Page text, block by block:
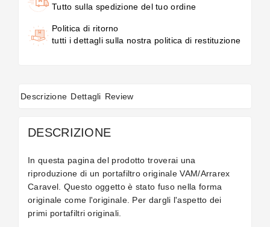
Tutto sulla spedizione del tuo ordine
Politica di ritorno
tutti i dettagli sulla nostra politica di restituzione
Descrizione Dettagli Review
DESCRIZIONE
In questa pagina del prodotto troverai una
riproduzione di un portafiltro originale VAM/Arrarex
Caravel. Questo oggetto è stato fuso nella forma
originale come l'originale. Per dargli l'aspetto dei
primi portafiltri originali.